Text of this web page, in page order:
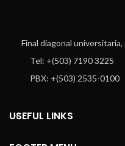
Final diagonal
Tel: +(503) 7190 3225
PBX: +(503) 2535-0100
USEFUL LINKS